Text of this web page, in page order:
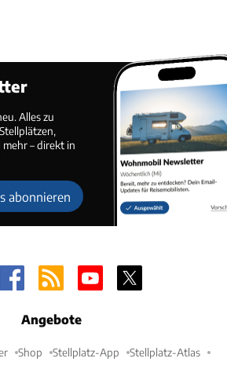
Alles zu
– direkt in
abonnieren
Angebote
Shop Stellplatz-App Stellplatz-Atlas